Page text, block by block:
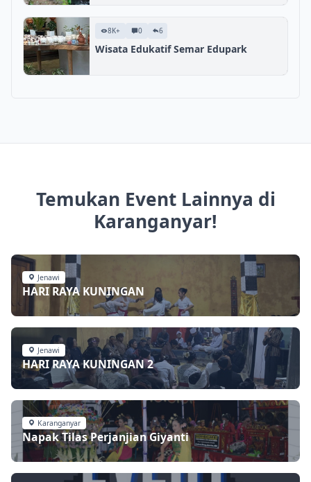
8K+ 0 6
Wisata Edukatif Semar Edupark
Temukan Event Lainnya di
Karanganyar!
Jenawi
HARI RAYA KUNINGAN
Jenawi
HARI RAYA KUNINGAN 2
Karanganyar
Napak Tilas Perjanjian Giyanti